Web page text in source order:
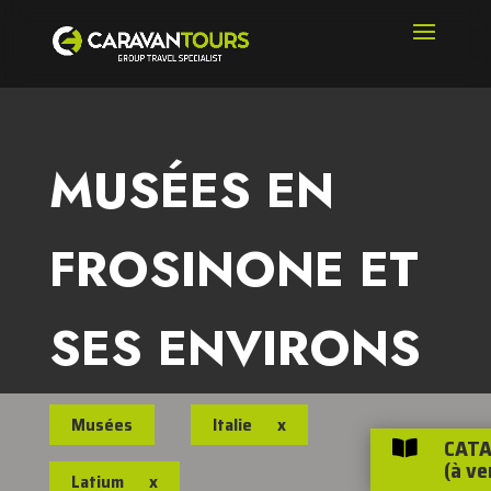
MUSÉES EN
FROSINONE ET
SES ENVIRONS
Musées Italie x
Latium x

(à